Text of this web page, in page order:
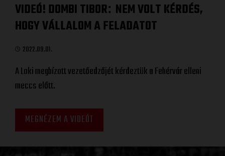
VIDEÓ! DOMBI TIBOR: NEM VOLT KÉRDÉS,
HOGY VÁLLALOM A FELADATOT
2022.09.01.
A Loki megbízott vezetőedzőjét kérdeztük a Fehérvár elleni
meccs előtt.
MEGNÉZEM A VIDEÓT